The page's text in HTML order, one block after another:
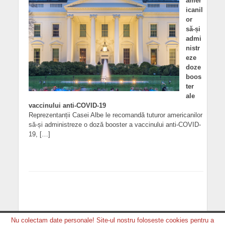
icanil
or
să-și
admi
nistr
eze
doze
boos
ter
ale
vaccinului anti-COVID-19
Reprezentanții Casei Albe le recomandă tuturor americanilor
să-și administreze o doză booster a vaccinului anti-COVID-
19, […]
Nu colectam date personale! Site-ul nostru foloseste cookies pentru a